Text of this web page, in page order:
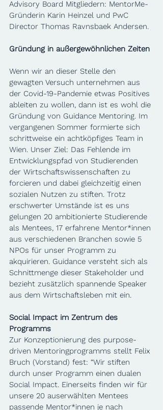
Advisory Board Mitgliedern: MentorMe-
Gründerin Karin Heinzel und PwC
Director Thomas Ravnsbaek Andersen.
Gründung in außergewöhnlichen Zeiten
Wenn wir an dieser Stelle den
gewagten Versuch unternehmen aus
der Covid-19-Pandemie etwas Positives
ableiten zu wollen, dann ist es wohl die
Gründung von Guidance Mentoring. Im
vergangenen Sommer formierte sich
schrittweise ein achtköpfiges Team in
Wien. Unser Ziel: Das Fehlende im
Entwicklungspfad von Studierenden
der Wirtschaftswissenschaften zu
forcieren und dabei gleichzeitig einen
sozialen Nutzen zu stiften. Trotz
erschwerter Umstände ist es uns
gelungen 20 ambitionierte Studierende
als Mentees, 17 erfahrene Mentor*innen
aus verschiedenen Branchen sowie 5
NPOs für unser Programm zu
akquirieren. Guidance versteht sich als
Schnittmenge dieser Stakeholder und
bezieht zusätzlich spannende Speaker
aus dem Wirtschaftsleben mit ein.
Social Impact im Zentrum des
Programms
Zur Konzeptionierung des purpose-
driven Mentoringprogramms stellt Felix
Bruch (Vorstand) fest: “Wir stiften
durch unser Programm einen dualen
Social Impact. Einerseits finden wir für
unsere 20 auserwählten Mentees
passende Mentor*innen je nach